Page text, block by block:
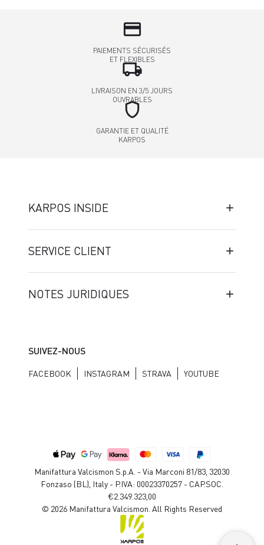
credit_card
PAIEMENTS SÉCURISÉS
ET FLEXIBLES
local_shipping
LIVRAISON EN 3/5 JOURS
OUVRABLES
shield
GARANTIE ET QUALITÉ
KARPOS
KARPOS INSIDE
SERVICE CLIENT
NOTES JURIDIQUES
SUIVEZ-NOUS
FACEBOOK INSTAGRAM STRAVA YOUTUBE
Manifattura Valcismon S.p.A. - Via Marconi 81/83, 32030
Fonzaso (BL), Italy - P.IVA: 00023370257 - CAP.SOC.
€2.349.323,00
© 2026 Manifattura Valcismon. All Rights Reserved